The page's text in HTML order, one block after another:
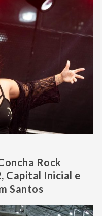
Rock
Capital Inicial e
Santos